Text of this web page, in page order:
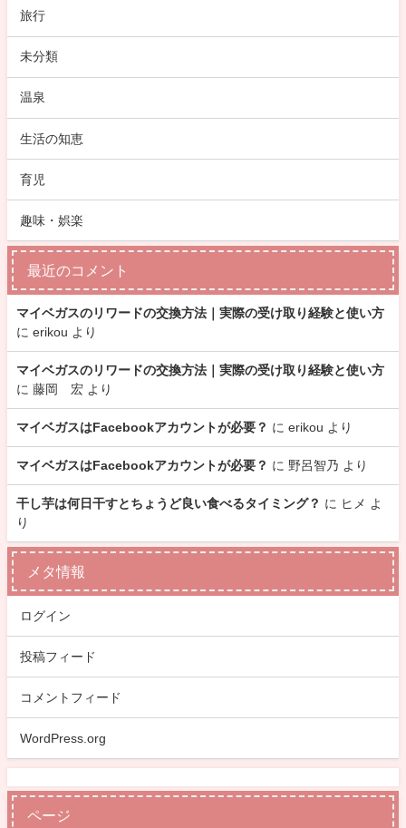
旅行
未分類
温泉
生活の知恵
育児
趣味・娯楽
最近のコメント
マイベガスのリワードの交換方法｜実際の受け取り経験と使い方
に erikou より
マイベガスのリワードの交換方法｜実際の受け取り経験と使い方
に 藤岡 宏 より
マイベガスはFacebookアカウントが必要？ に erikou より
マイベガスはFacebookアカウントが必要？ に 野呂智乃 より
干し芋は何日干すとちょうど良い食べるタイミング？ に ヒメ よ
り
メタ情報
ログイン
投稿フィード
コメントフィード
WordPress.org
ページ